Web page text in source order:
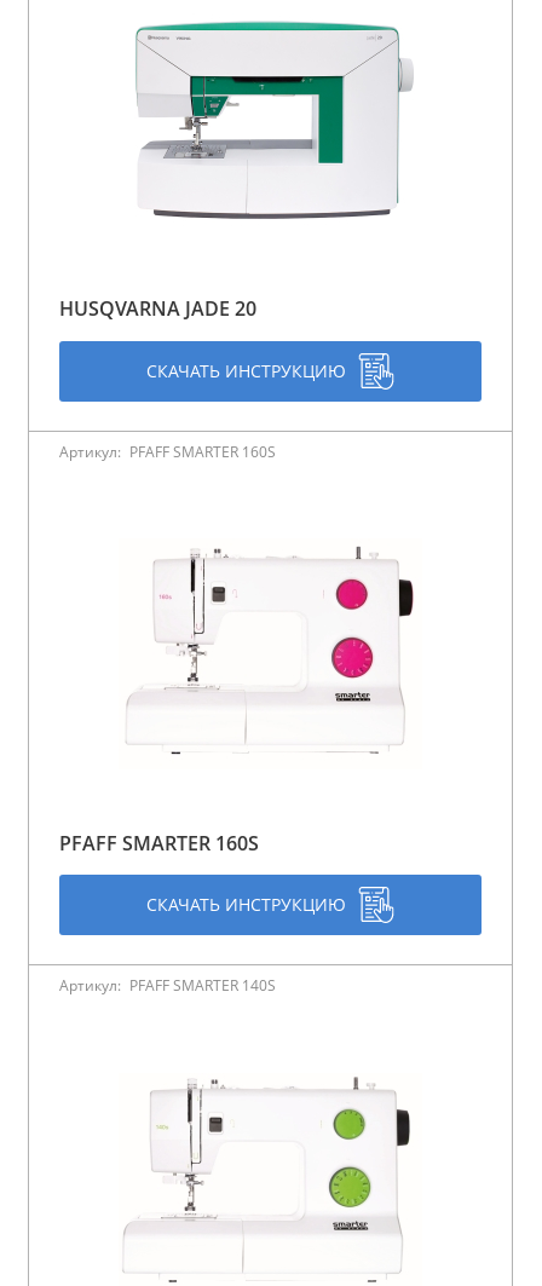
HUSQVARNA JADE 20
СКАЧАТЬ ИНСТРУКЦИЮ
Артикул: PFAFF SMARTER 160S
PFAFF SMARTER 160S
СКАЧАТЬ ИНСТРУКЦИЮ
Артикул: PFAFF SMARTER 140S